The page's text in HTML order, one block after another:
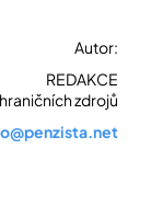
Autor:
REDAKCE
zdrojů